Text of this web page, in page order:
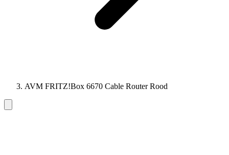
AVM FRITZ!Box 6670 Cable Router Rood